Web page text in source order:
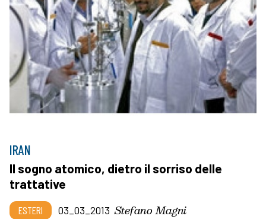
IRAN
Il sogno atomico, dietro il sorriso delle
trattative
ESTERI 03_03_2013 Stefano Magni